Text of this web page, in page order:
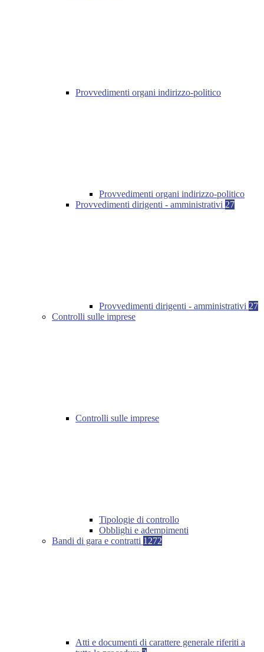
Provvedimenti organi indirizzo-politico
Provvedimenti organi indirizzo-politico
Provvedimenti dirigenti - amministrativi 27
Provvedimenti dirigenti - amministrativi 27
Controlli sulle imprese
Controlli sulle imprese
Tipologie di controllo
Obblighi e adempimenti
Bandi di gara e contratti 1272
Atti e documenti di carattere generale riferiti a